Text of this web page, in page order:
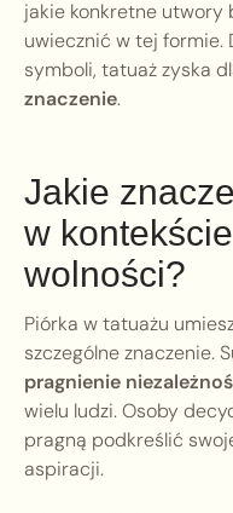
jakie konkretne utwory
uwiecznić w tej
symboli, tatuaż zyska
znaczenie.
Jakie
w
wolności?
Piórka w tatuażu
szczególne znaczenie.
pragnienie
wielu ludzi. Osoby
pragną podkreślić
aspiracji.